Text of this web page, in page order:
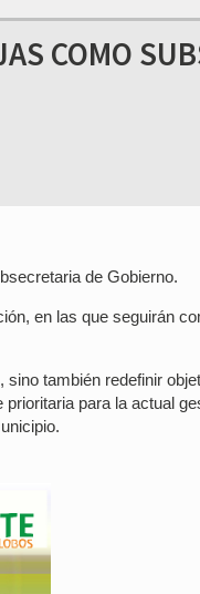
COMO
de Gobierno.
en las que seguirán
también redefinir
para la actual